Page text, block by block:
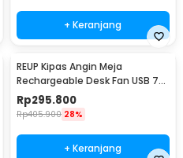
+ Keranjang
REUP Kipas Angin Meja
Rechargeable Desk Fan USB 7
Inch 10000mAh - DQ212
Rp295.800
Rp405.900 28%
+ Keranjang